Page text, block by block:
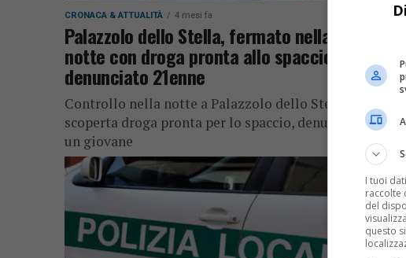
CRONACA & ATTUALITÀ 4 mesi fa
Palazzolo dello Stella, fermato nella
notte con droga pronta allo spaccio:
denunciato 21enne
Controllo nella notte a Palazzolo dello Stella:
scoperta droga pronta per lo spaccio, denunciato
un giovane
in
I tuoi
raccolte
del
questo